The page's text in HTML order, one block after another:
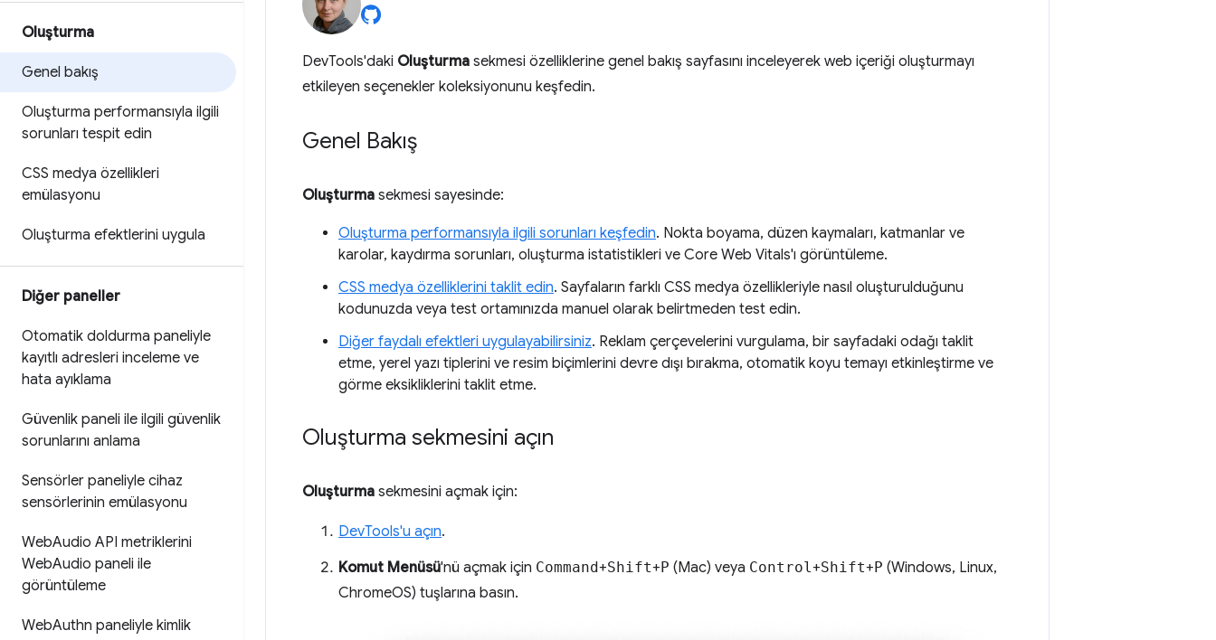
Oluşturma
Genel bakış
Oluşturma performansıyla ilgili
sorunları tespit edin
CSS medya özellikleri
emülasyonu
Oluşturma efektlerini uygula
Diğer paneller
Otomatik doldurma paneliyle
kayıtlı adresleri inceleme ve
hata ayıklama
Güvenlik paneli ile ilgili güvenlik
sorunlarını anlama
Sensörler paneliyle cihaz
sensörlerinin emülasyonu
WebAudio API metriklerini
WebAudio paneli ile
görüntüleme
WebAuthn paneliyle kimlik
DevTools'daki Oluşturma sekmesi özelliklerine genel bakış sayfasını inceleyerek web içeriği oluşturmayı
etkileyen seçenekler koleksiyonunu keşfedin.
Genel Bakış
Oluşturma sekmesi sayesinde:
Oluşturma performansıyla ilgili sorunları keşfedin. Nokta boyama, düzen kaymaları, katmanlar ve
karolar, kaydırma sorunları, oluşturma istatistikleri ve Core Web Vitals'ı görüntüleme.
CSS medya özelliklerini taklit edin. Sayfaların farklı CSS medya özellikleriyle nasıl oluşturulduğunu
kodunuzda veya test ortamınızda manuel olarak belirtmeden test edin.
Diğer faydalı efektleri uygulayabilirsiniz. Reklam çerçevelerini vurgulama, bir sayfadaki odağı taklit
etme, yerel yazı tiplerini ve resim biçimlerini devre dışı bırakma, otomatik koyu temayı etkinleştirme ve
görme eksikliklerini taklit etme.
Oluşturma sekmesini açın
Oluşturma sekmesini açmak için:
DevTools'u açın.
Komut Menüsü'nü açmak için Command+Shift+P (Mac) veya Control+Shift+P (Windows, Linux,
ChromeOS) tuşlarına basın.